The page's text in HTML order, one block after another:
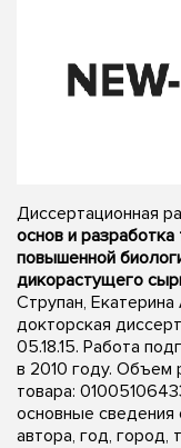
Диссертационная
основ и
повышенной
дикорастущего
Струпан, Екатерина
докторская
05.18.15. Работа
в 2010 году. Объем
товара:
основные сведения
автора, год, город,